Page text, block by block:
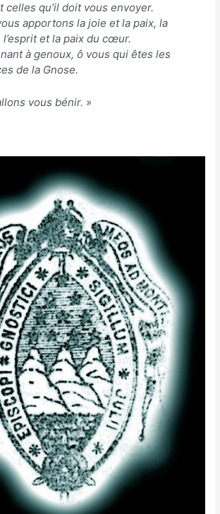
celles qu’il doit vous envoyer.
apportons la joie et la paix, la
l’esprit et la paix du cœur.
à genoux, ô vous qui êtes les
de la Gnose.
vous bénir. »